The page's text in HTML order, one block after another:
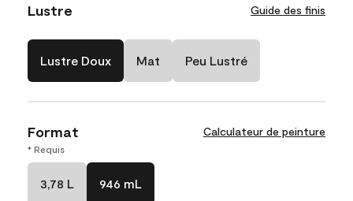
Lustre Guide des finis
Lustre Doux Mat Peu Lustré
Format Calculateur de peinture
* Requis
3,78 L 946 mL